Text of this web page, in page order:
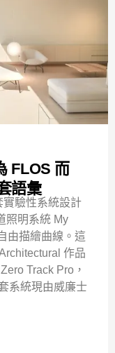
FLOS 而
語彙
實驗性系統設計
照明系統 My
由描繪曲線。這
作品
Track Pro，
系統現由威廉士